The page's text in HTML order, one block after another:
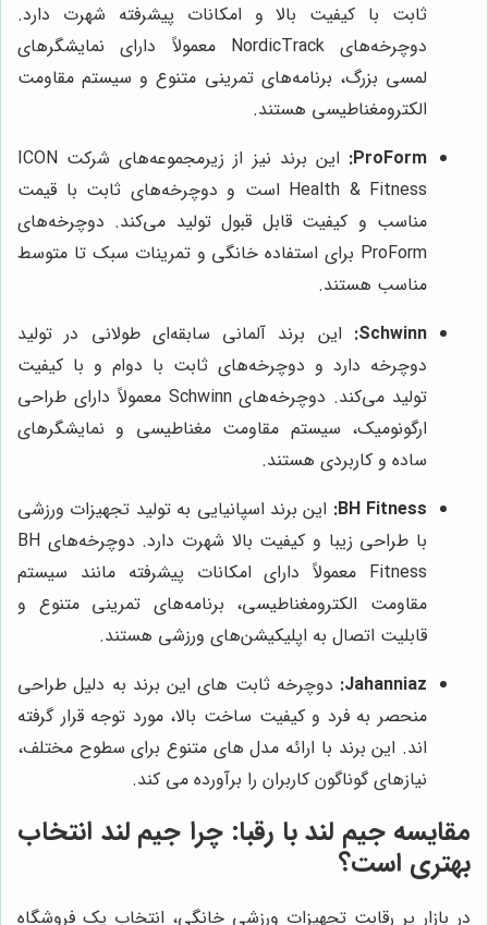
ثابت با کیفیت بالا و امکانات پیشرفته شهرت دارد.
دوچرخه‌های NordicTrack معمولاً دارای نمایشگرهای
لمسی بزرگ، برنامه‌های تمرینی متنوع و سیستم مقاومت
الکترومغناطیسی هستند.
ProForm:
این برند نیز از زیرمجموعه‌های شرکت ICON
Health & Fitness است و دوچرخه‌های ثابت با قیمت
مناسب و کیفیت قابل قبول تولید می‌کند. دوچرخه‌های
ProForm برای استفاده خانگی و تمرینات سبک تا متوسط
مناسب هستند.
Schwinn:
این برند آلمانی سابقه‌ای طولانی در تولید
دوچرخه دارد و دوچرخه‌های ثابت با دوام و با کیفیت
تولید می‌کند. دوچرخه‌های Schwinn معمولاً دارای طراحی
ارگونومیک، سیستم مقاومت مغناطیسی و نمایشگرهای
ساده و کاربردی هستند.
BH Fitness: این برند اسپانیایی به تولید تجهیزات ورزشی
با طراحی زیبا و کیفیت بالا شهرت دارد. دوچرخه‌های BH
Fitness معمولاً دارای امکانات پیشرفته مانند سیستم
مقاومت الکترومغناطیسی، برنامه‌های تمرینی متنوع و
قابلیت اتصال به اپلیکیشن‌های ورزشی هستند.
Jahanniaz: دوچرخه ثابت های این برند به دلیل طراحی
منحصر به فرد و کیفیت ساخت بالا، مورد توجه قرار گرفته
اند. این برند با ارائه مدل های متنوع برای سطوح مختلف،
نیازهای گوناگون کاربران را برآورده می کند.
مقایسهجیم لندبا رقبا: چرا جیم لند انتخاب
بهتری است؟
در بازار پر رقابت تجهیزات ورزشی خانگی، انتخاب یک فروشگاه